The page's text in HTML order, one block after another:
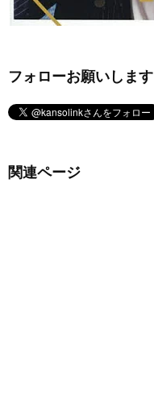
フォローお願いします
関連ページ